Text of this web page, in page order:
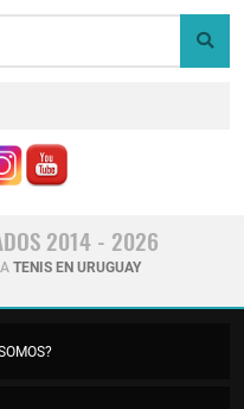
2014 - 2026
TENIS EN URUGUAY